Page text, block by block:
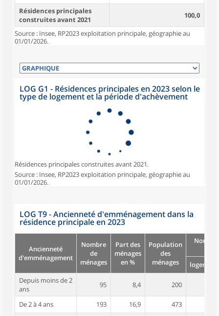
Résidences principales
construites avant 2021
100,0
Source : Insee, RP2023 exploitation principale, géographie au
01/01/2026.
LOG G1 - Résidences principales en 2023 selon le
type de logement et la période d'achèvement
Résidences principales construites avant 2021.
Source : Insee, RP2023 exploitation principale, géographie au
01/01/2026.
LOG T9 - Ancienneté d'emménagement dans la
résidence principale en 2023
Ancienneté
d'emménagement
Nombre
de
ménages
Part des
ménages
en %
Population
des
ménages
logement
Depuis moins de 2
ans
95 8,4 200
De 2 à 4 ans 193 16,9 473